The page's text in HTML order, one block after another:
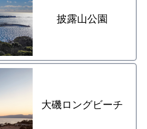
披露山公園
大磯ロングビーチ